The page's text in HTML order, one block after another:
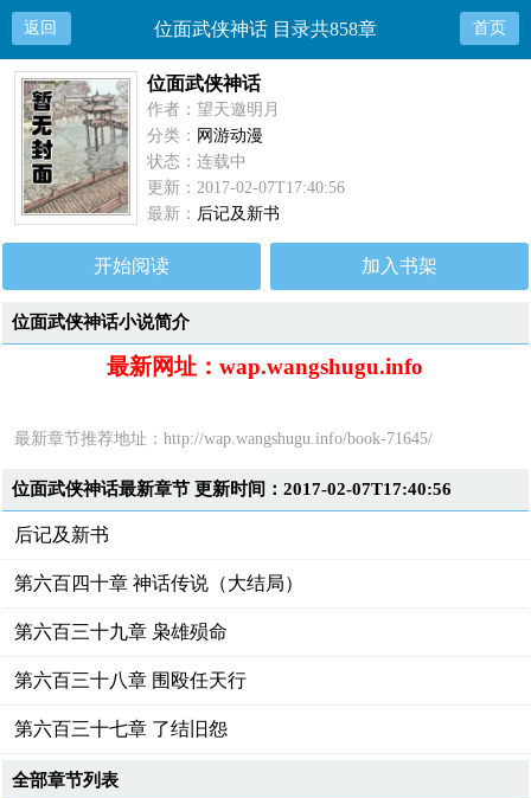
返回 位面武侠神话 目录共858章 首页
位面武侠神话
作者：望天邀明月
分类： 网游动漫
状态：连载中
更新：2017-02-07T17:40:56
最新： 后记及新书
开始阅读 加入书架
位面武侠神话小说简介
最新网址：wap.wangshugu.info
最新章节推荐地址：http://wap.wangshugu.info/book-71645/
位面武侠神话最新章节 更新时间：2017-02-07T17:40:56
后记及新书
第六百四十章 神话传说（大结局）
第六百三十九章 枭雄殒命
第六百三十八章 围殴任天行
第六百三十七章 了结旧怨
全部章节列表